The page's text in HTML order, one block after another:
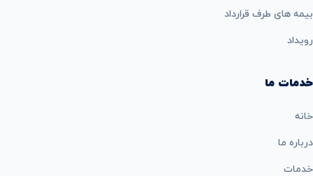
بيمه های طرف قرارداد
رویداد
خدمات ما
خانه
درباره ما
خدمات